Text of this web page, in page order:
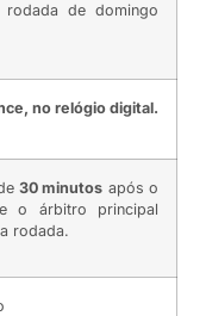
rodada de domingo
no relógio digital.
30 minutos após o
o árbitro principal
rodada.